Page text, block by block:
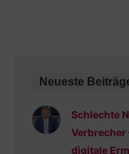
Neueste
Schlechte
Verbrecher
digitale